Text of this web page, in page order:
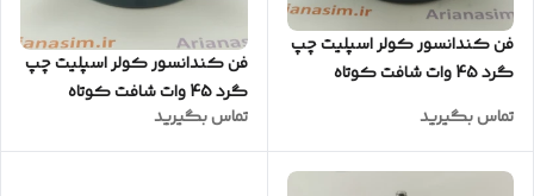
فن کندانسور کولر اسپلیت چپ
گرد 45 وات شافت کوتاه
(سنگین)
تماس بگیرید
فن کندانسور کولر اسپلیت چپ
گرد 45 وات شافت کوتاه
(کیفیت عالی)
تماس بگیرید